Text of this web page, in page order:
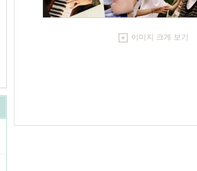
이미지 크게 보기